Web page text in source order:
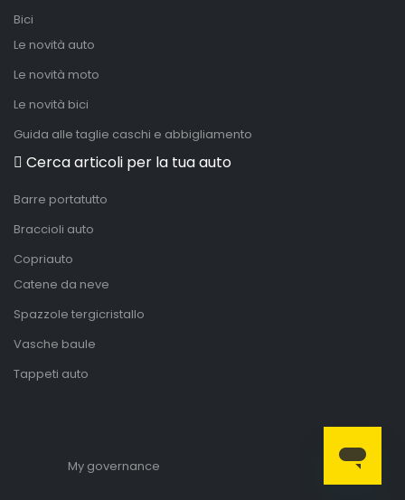
Bici
Le novità auto
Le novità moto
Le novità bici
Guida alle taglie caschi e abbigliamento
Cerca articoli per la tua auto
Barre portatutto
Braccioli auto
Copriauto
Catene da neve
Spazzole tergicristallo
Vasche baule
Tappeti auto
My governance